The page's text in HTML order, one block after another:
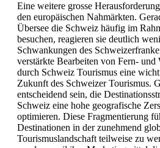
Eine weitere grosse
den europäischen Nahmärkten.
Übersee die Schweiz häufig im
besuchen, reagieren sie deutlich
Schwankungen des
verstärkte Bearbeiten von Fern- und
durch Schweiz Tourismus eine
Zukunft des Schweizer Tourismus.
entscheidend sein, die
Schweiz eine hohe geografische
optimieren. Diese Fragmentierung
Destinationen in der zunehmend
Tourismuslandschaft teilweise zu